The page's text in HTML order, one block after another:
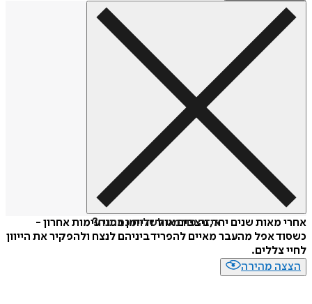
איזה פורמט לשלוח כמתנה?
אחרי מאות שנים יחד, ניצבים אוור ודיימן בפני עימות אחרון -
כשסוד אפל מהעבר מאיים להפריד ביניהם לנצח ולהפקיר את הייוון
לחיי צללים.
הצצה מהירה